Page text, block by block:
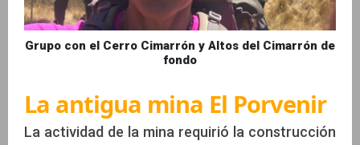
Grupo con el Cerro Cimarrón y Altos del Cimarrón de
fondo
La antigua mina El Porvenir
La actividad de la mina requirió la construcción